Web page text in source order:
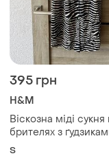
395 грн
H&M
Віскозна міді сукня
брителях з
зебровий принт h&m
S